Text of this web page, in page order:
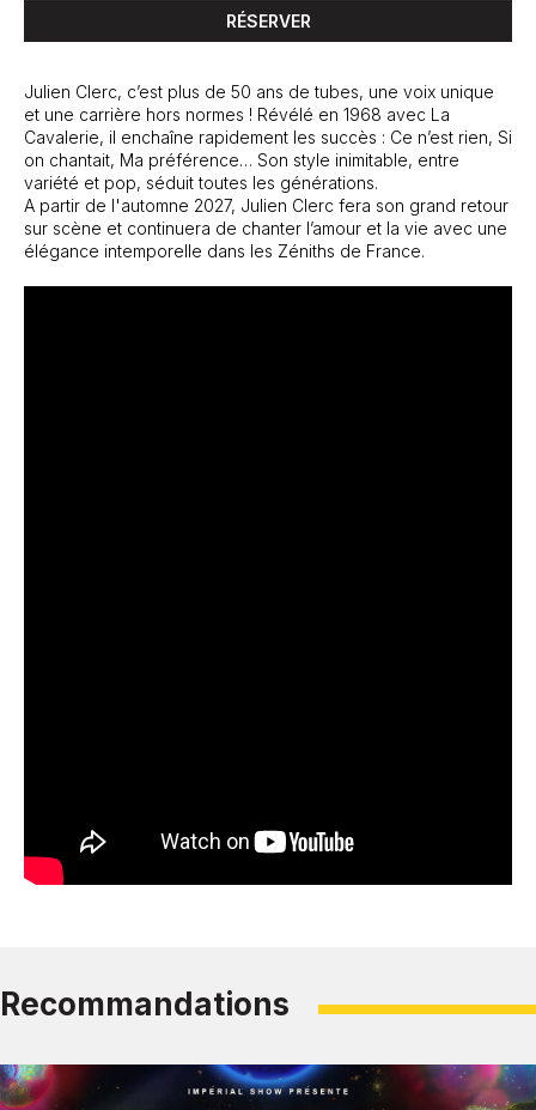
Julien Clerc, c’est plus de 50 ans de tubes, une voix unique
et une carrière hors normes ! Révélé en 1968 avec La
Cavalerie, il enchaîne rapidement les succès : Ce n’est rien, Si
on chantait, Ma préférence… Son style inimitable, entre
variété et pop, séduit toutes les générations.
A partir de l'automne 2027, Julien Clerc fera son grand retour
sur scène et continuera de chanter l’amour et la vie avec une
élégance intemporelle dans les Zéniths de France.
RÉSERVER
Recommandations